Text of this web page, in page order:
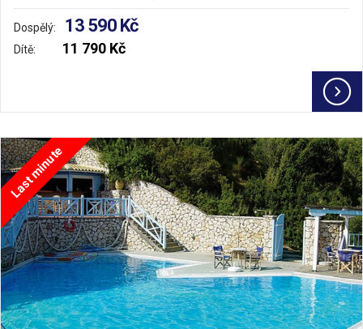
Dospělý: 13 590 Kč
Dítě: 11 790 Kč
Last minute